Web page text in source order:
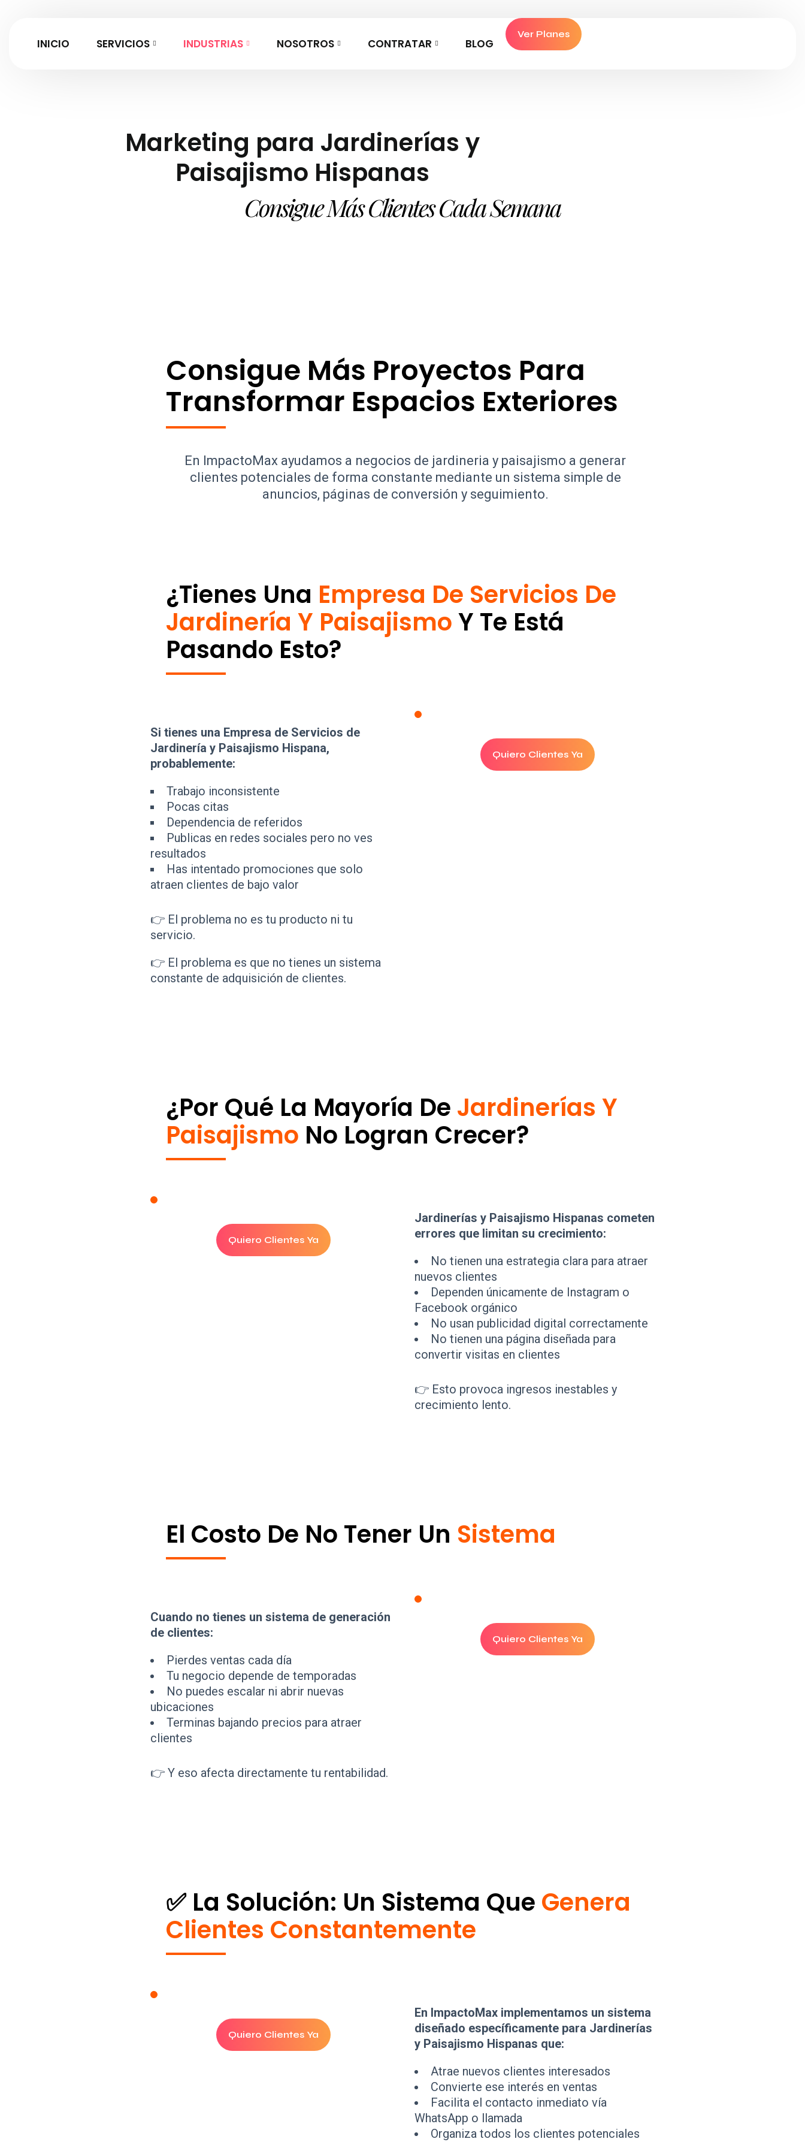
INICIO SERVICIOS INDUSTRIAS NOSOTROS CONTRATAR BLOG
Ver Planes
Marketing para Jardinerías y
Paisajismo Hispanas
Consigue Más Clientes Cada Semana
Consigue Más Proyectos Para
Transformar Espacios Exteriores
En ImpactoMax ayudamos a negocios de jardineria y paisajismo a generar
clientes potenciales de forma constante mediante un sistema simple de
anuncios, páginas de conversión y seguimiento.
¿tienes Una Empresa De Servicios De
Jardinería Y PaisajismoY Te Está
Pasando Esto?
Si tienes una Empresa de Servicios de
Jardinería y Paisajismo Hispana,
probablemente:
Trabajo inconsistente
Pocas citas
Dependencia de referidos
Publicas en redes sociales pero no ves
resultados
Has intentado promociones que solo
atraen clientes de bajo valor
👉 El problema no es tu producto ni tu
servicio.
👉 El problema es que no tienes un sistema
constante de adquisición de clientes.
Quiero Clientes Ya
¿Por Qué La Mayoría De Jardinerías Y
Paisajismo No Logran Crecer?
Quiero Clientes Ya
Jardinerías y Paisajismo Hispanas cometen
errores que limitan su crecimiento:
No tienen una estrategia clara para atraer
nuevos clientes
Dependen únicamente de Instagram o
Facebook orgánico
No usan publicidad digital correctamente
No tienen una página diseñada para
convertir visitas en clientes
👉 Esto provoca ingresos inestables y
crecimiento lento.
El Costo De No Tener Un Sistema
Cuando no tienes un sistema de generación
de clientes:
Pierdes ventas cada día
Tu negocio depende de temporadas
No puedes escalar ni abrir nuevas
ubicaciones
Terminas bajando precios para atraer
clientes
👉 Y eso afecta directamente tu rentabilidad.
Quiero Clientes Ya
✅ La Solución: Un Sistema Que Genera
Clientes Constantemente
Quiero Clientes Ya
En ImpactoMax implementamos un sistema
diseñado específicamente para Jardinerías
y Paisajismo Hispanas que:
Atrae nuevos clientes interesados
Convierte ese interés en ventas
Facilita el contacto inmediato vía
WhatsApp o llamada
Organiza todos los clientes potenciales